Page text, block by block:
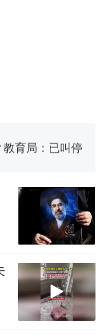
国烹饪协会回
育局：已叫停
”改写了人生